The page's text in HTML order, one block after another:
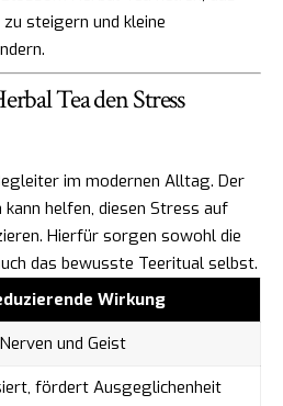
steigern und kleine
Tea den Stress
im modernen Alltag. Der
helfen, diesen Stress auf
Hierfür sorgen sowohl die
das bewusste Teeritual selbst.
Wirkung
und Geist
fördert Ausgeglichenheit